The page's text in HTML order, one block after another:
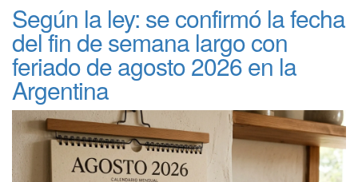
Según la ley: se confirmó la fecha
del fin de semana largo con
feriado de agosto 2026 en la
Argentina